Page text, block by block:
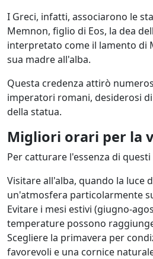
I Greci, infatti, associarono le
Memnon, figlio di Eos, la dea
interpretato come il lamento di
sua madre all'alba.
Questa credenza attirò
imperatori romani, desiderosi
della statua.
Migliori orari per la
Per catturare l'essenza di
Visitare all'alba, quando la luce
un'atmosfera particolarmente
Evitare i mesi estivi (giugno-
temperature possono
Scegliere la primavera per
favorevoli e una cornice